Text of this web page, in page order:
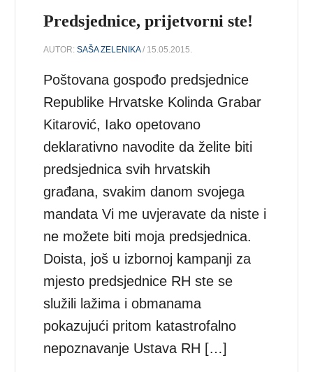
Predsjednice, prijetvorni ste!
AUTOR:SAŠA ZELENIKA/ 15.05.2015.
Poštovana gospođo predsjednice
Republike Hrvatske Kolinda Grabar
Kitarović, Iako opetovano
deklarativno navodite da želite biti
predsjednica svih hrvatskih
građana, svakim danom svojega
mandata Vi me uvjeravate da niste i
ne možete biti moja predsjednica.
Doista, još u izbornoj kampanji za
mjesto predsjednice RH ste se
služili lažima i obmanama
pokazujući pritom katastrofalno
nepoznavanje Ustava RH […]